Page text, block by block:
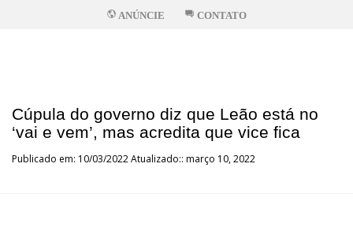
ANÚNCIE CONTATO
Cúpula do governo diz que Leão está no
‘vai e vem’, mas acredita que vice fica
Publicado em: 10/03/2022 Atualizado:: março 10, 2022